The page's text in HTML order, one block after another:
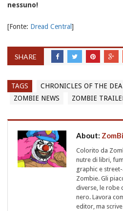
nessuno!
[Fonte: Dread Central ]
SHARE
TAGS CHRONICLES OF THE
ZOMBIE NEWS
ZOMBIE
About:
Colorito da
nutre di libri,
graphic e
Zombie. Gli
diverse, le robe
nero. Lavora
editor, ma